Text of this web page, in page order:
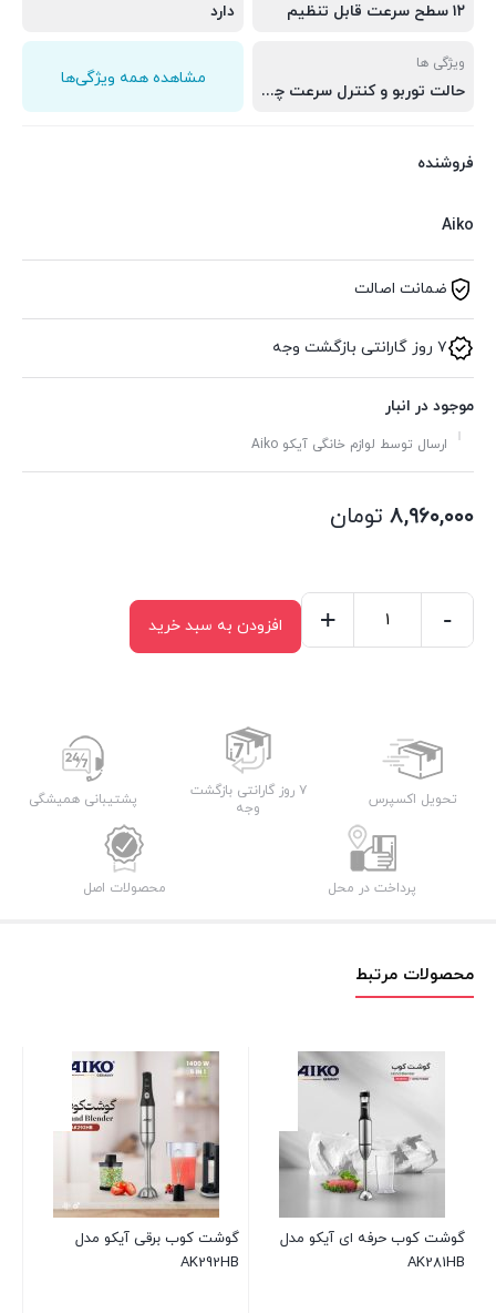
۱۲ سطح سرعت قابل تنظیم دارد
ویژگی ها
حالت توربو و کنترل سرعت چرخشی، مناسب اسموتی ،شیک،سوپ و …
مشاهده همه ویژگی‌ها
فروشنده
Aiko
ضمانت اصالت
۷ روز گارانتی بازگشت وجه
موجود در انبار
ارسال توسط لوازم خانگی آیکو Aiko
۸,۹۶۰,۰۰۰ تومان
AK284HB
-
+ افزودن به سبد خرید
تحویل اکسپرس
۷ روز گارانتی بازگشت
وجه
پشتیبانی همیشگی
پرداخت در محل محصولات اصل
محصولات مرتبط
ای آیکو مدل
گوشت کوب برقی آیکو مدل
گوشت کوب حرفه ای